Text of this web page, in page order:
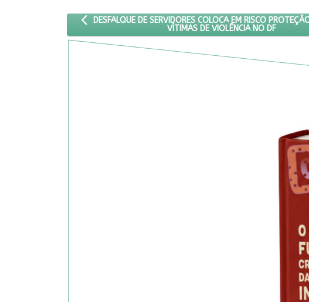
ARTIGO ANTERIOR: DESFALQUE DE SERVIDORES COLOCA
DESFALQUE DE SERVIDORES COLOCA EM RISCO
VÍTIMAS DE VIOLÊNCIA NO DF